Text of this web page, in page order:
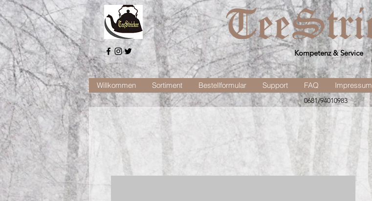
Kompetenz & Service
Willkommen Sortiment Bestellformular Support FAQ Impressum
0681/94010983